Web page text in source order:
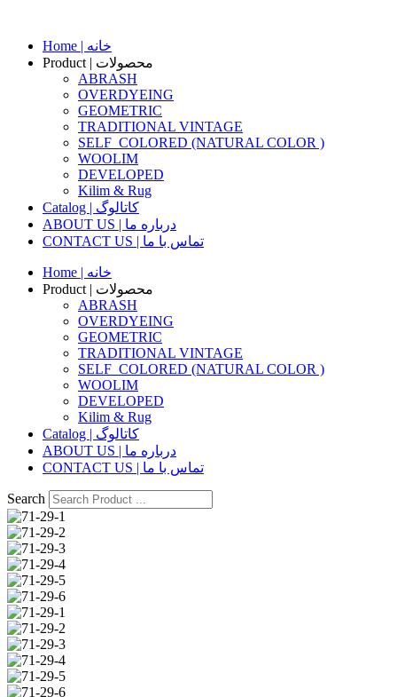
content
Home | خانه
Product | محصولات
ABRASH
OVERDYEING
GEOMETRIC
TRADITIONAL VINTAGE
SELF_COLORED (NATURAL COLOR )
WOOLIM
DEVELOPED
Kilim & Rug
Catalog | کاتالوگ
ABOUT US | درباره ما
CONTACT US | تماس با ما
Home | خانه
Product | محصولات
ABRASH
OVERDYEING
GEOMETRIC
TRADITIONAL VINTAGE
SELF_COLORED (NATURAL COLOR )
WOOLIM
DEVELOPED
Kilim & Rug
Catalog | کاتالوگ
ABOUT US | درباره ما
CONTACT US | تماس با ما
Search